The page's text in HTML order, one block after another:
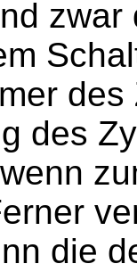
des
die